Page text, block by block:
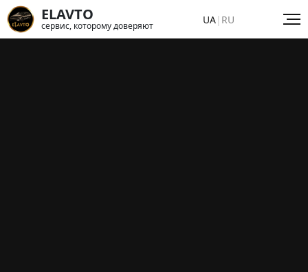
ELAVTO
сервис, которому доверяют UA| RU